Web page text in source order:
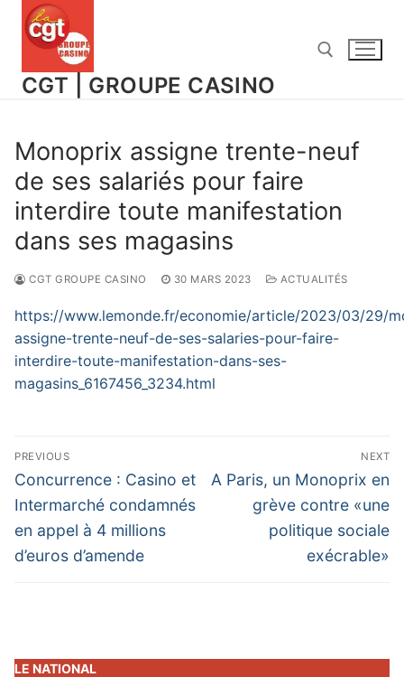
Aller
CGT | GROUPE CASINO
Monoprix assigne trente-neuf
de ses salariés pour faire
interdire toute manifestation
dans ses magasins
CGT GROUPE CASINO 30 MARS 2023 ACTUALITÉS
https://www.lemonde.fr/economie/article/2023/03/29/
assigne-trente-neuf-de-ses-salaries-pour-faire-
interdire-toute-manifestation-dans-ses-
magasins_6167456_3234.html
Navigation
de
l’article
PREVIOUS
Previous
post:
Concurrence : Casino et
Intermarché condamnés
en appel à 4 millions
d’euros d’amende
NEXT
Next
A Paris, un Monoprix en
grève contre «une
politique sociale
exécrable»
LE NATIONAL